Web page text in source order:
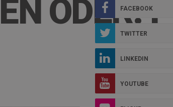
ODER: I
FACEBOOK
TWITTER
LINKEDIN
YOUTUBE